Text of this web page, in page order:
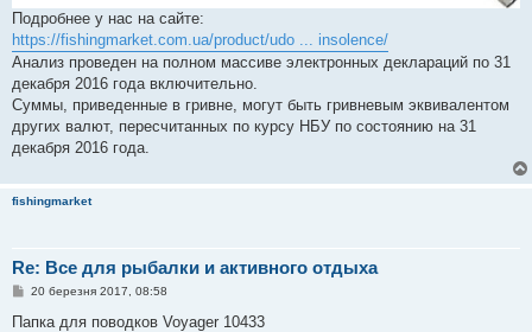
Подробнее у нас на сайте:
https://fishingmarket.com.ua/product/udo ... insolence/
Анализ проведен на полном массиве электронных деклараций по 31
декабря 2016 года включительно.
Суммы, приведенные в гривне, могут быть гривневым эквивалентом
других валют, пересчитанных по курсу НБУ по состоянию на 31
декабря 2016 года.
fishingmarket
Re: Все для рыбалки и активного отдыха
П
в
20 березня 2017, 08:58
Папка для поводков Voyager 10433